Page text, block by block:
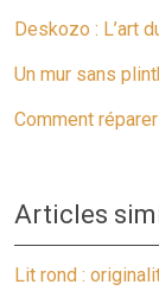
Deskozo : L’art
Un mur sans
Comment
Articles
Lit rond :